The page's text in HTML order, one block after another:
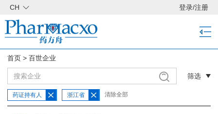
CH 登录/注册
首页 > 百世企业
筛选
药证持有人 浙江省 清除全部